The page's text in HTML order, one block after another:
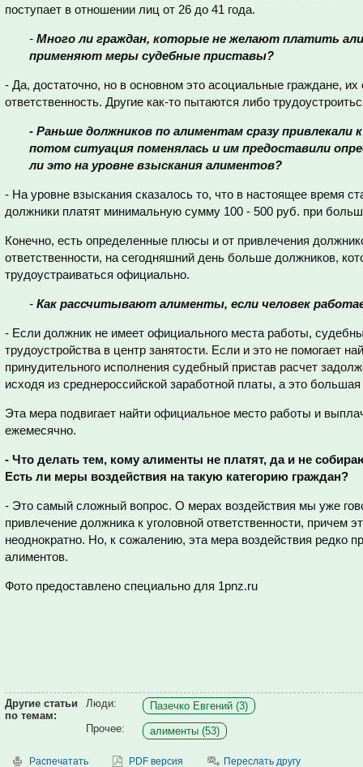
поступает в отношении лиц от 26 до 41 года.
- Много ли граждан, которые не желают платить
применяют меры судебные приставы?
- Да, достаточно, но в основном это асоциальные граждане, их
ответственность. Другие как-то пытаются либо
- Раньше должников по алиментам сразу
потом ситуация поменялась и им предоставили
ли это на уровне взыскания алиментов?
- На уровне взыскания сказалось то, что в настоящее время
должники платят минимальную сумму 100 - 500 руб. при
Конечно, есть определенные плюсы и от привлечения
ответственности, на сегодняшний день больше должников,
трудоустраиваться официально.
- Как рассчитывают алименты, если человек
- Если должник не имеет официального места работы,
трудоустройства в центр занятости. Если и это не помогает
принудительного исполнения судебный пристав расчет
исходя из среднероссийской заработной платы, а это
Эта мера подвигает найти официальное место работы и
ежемесячно.
- Что делать тем, кому алименты не платят, да и не
Есть ли меры воздействия на такую категорию граждан?
- Это самый сложный вопрос. О мерах воздействия мы уже
привлечение должника к уголовной ответственности, причем
неоднократно. Но, к сожалению, эта мера воздействия редко
алиментов.
Фото предоставлено специально для 1pnz.ru
Другие статьи
по темам:
Люди:
Пазечко Евгений (3)
Прочее:
алименты (53)
Распечатать PDF версия Переслать другу